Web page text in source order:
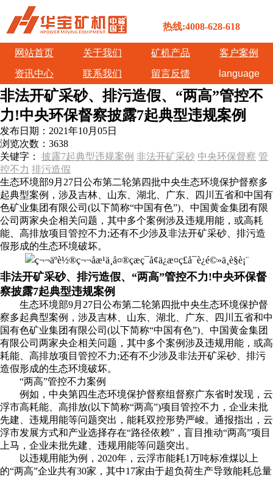
热线:4008-628-618
网站首页 关于我们 矿机产品
客户案例
资讯中心
联系我们 留言反馈 language
非法开矿采砂、排污造假、“两高”管控不
力!中央环保督察披露7起典型违规案例
发布日期： 2021年10月05日
浏览次数： 3638
关键字： 披露7起典型违规案例 非法开矿采砂 中央环保督察 管
控不力 排污造假
生态环境部9月27日公布第二轮第四批中央生态环境保护督察多
起典型案例，涉及吉林、山东、湖北、广东、四川五省和中国有
色矿业集团有限公司(以下简称“中国有色”)、中国黄金集团有限
公司两家央企相关问题，其中多个案例涉及违规用能，或高耗
能、高排放项目管控不力;还有不少涉及非法开矿采砂、排污造
假形成的生态环境破坏。
非法开矿采砂、排污造假、“两高”管控不力!中央环保督
察披露7起典型违规案例
生态环境部9月27日公布第二轮第四批中央生态环境保护督
察多起典型案例，涉及吉林、山东、湖北、广东、四川五省和中
国有色矿业集团有限公司(以下简称“中国有色”)、中国黄金集团
有限公司两家央企相关问题，其中多个案例涉及违规用能，或高
耗能、高排放项目管控不力;还有不少涉及非法开矿采砂、排污
造假形成的生态环境破坏。
“两高”管控不力案例
例如，中央第四生态环境保护督察组督察广东省时发现，云
浮市高耗能、高排放(以下简称“两高”)项目管控不力，企业未批
先建、违规用能等问题突出，能耗双控形势严峻。通报指出，云
浮市发展方式和产业选择存在“路径依赖”，盲目推动“两高”项目
上马，企业未批先建、违规用能等问题突出。
以违规用能为例，2020年，云浮市能耗1万吨标准煤以上
的“两高”企业共有30家，其中17家由于超负荷生产导致能耗总量